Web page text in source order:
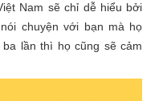
Nam sẽ chỉ dễ hiểu bởi
chuyện với bạn mà họ
ba lần thì họ cũng sẽ cảm